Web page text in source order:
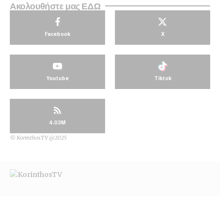
Ακολουθήστε μας ΕΔΩ
Facebook X
Youtube Tiktok
4.03M
© KorinthosTV @2025